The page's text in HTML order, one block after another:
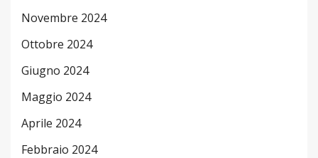
Novembre 2024
Ottobre 2024
Giugno 2024
Maggio 2024
Aprile 2024
Febbraio 2024